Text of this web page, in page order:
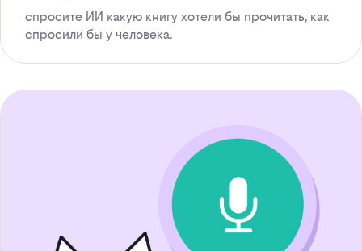
спросите ИИ какую книгу хотели бы прочитать, как
спросили бы у человека.